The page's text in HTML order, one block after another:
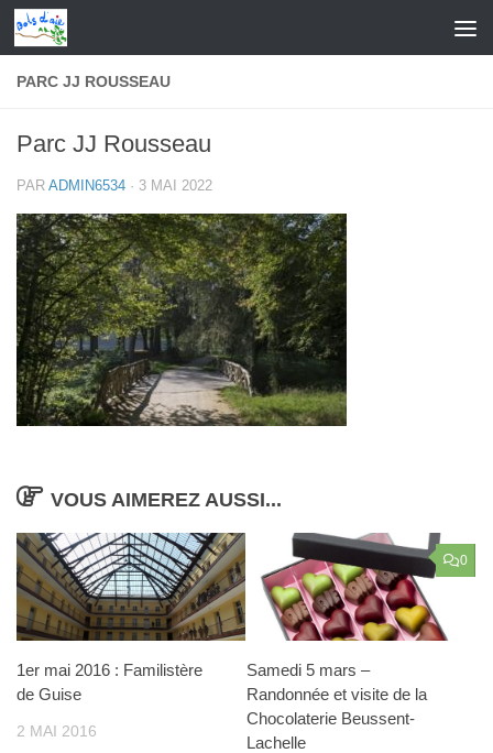
Skip to content
PARC JJ ROUSSEAU
Parc JJ Rousseau
PAR ADMIN6534 · 3 MAI 2022
VOUS AIMEREZ AUSSI...
1er mai 2016 : Familistère
de Guise
2 MAI 2016
0
Samedi 5 mars –
Randonnée et visite de la
Chocolaterie Beussent-
Lachelle